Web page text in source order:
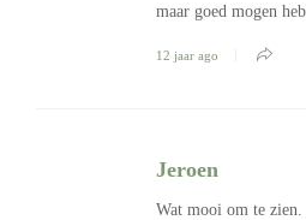
maar goed mogen
12 jaar ago
Jeroen
Wat mooi om te